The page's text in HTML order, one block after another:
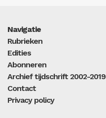
Navigatie
Rubrieken
Edities
Abonneren
Archief tijdschrift 2002-2019
Contact
Privacy policy